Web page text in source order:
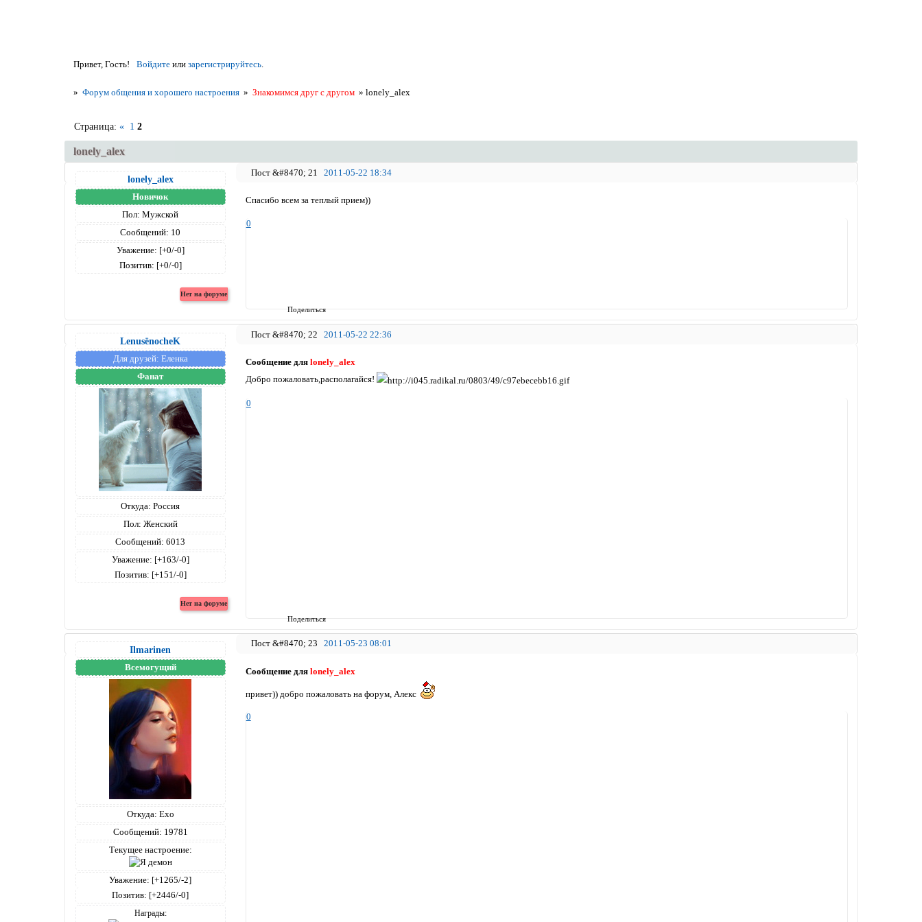
Привет, Гость! Войдитеили зарегистрируйтесь.
» Форум общения и хорошего настроения » Знакомимся друг с другом »lonely_alex
lonely_alex
Страница:« 1 2
Поделиться
21 2011-05-22 18:34
lonely_alex
Новичок
Пол: Мужской
Сообщений: 10
Уважение: [+0/-0]
Позитив: [+0/-0]
Спасибо всем за теплый прием))
0
Поделиться
22 2011-05-22 22:36
LenusёnocheK
Для друзей: Еленка
Фанат
Откуда: Россия
Пол: Женский
Сообщений: 6013
Уважение: [+163/-0]
Позитив: [+151/-0]
Сообщение для lonely_alex
Добро пожаловать,располагайся!
0
23 2011-05-23 08:01
Ilmarinen
Всемогущий
Откуда: Ехо
Сообщений: 19781
Текущее настроение:
Уважение: [+1265/-2]
Позитив: [+2446/-0]
Награды:
Сообщение для lonely_alex
привет)) добро пожаловать на форум, Алекс
0